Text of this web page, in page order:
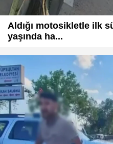
Aldığı motosikletle ilk
yaşında ha...